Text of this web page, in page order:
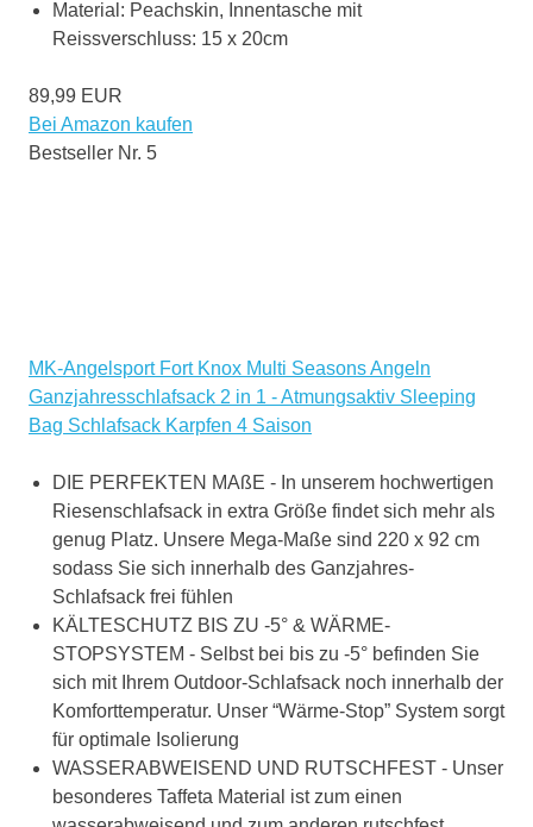
Material: Peachskin, Innentasche mit
Reissverschluss: 15 x 20cm
89,99 EUR
Bei Amazon kaufen
Bestseller Nr. 5
MK-Angelsport Fort Knox Multi Seasons Angeln
Ganzjahresschlafsack 2 in 1 - Atmungsaktiv Sleeping
Bag Schlafsack Karpfen 4 Saison
DIE PERFEKTEN MAßE - In unserem hochwertigen
Riesenschlafsack in extra Größe findet sich mehr als
genug Platz. Unsere Mega-Maße sind 220 x 92 cm
sodass Sie sich innerhalb des Ganzjahres-
Schlafsack frei fühlen
KÄLTESCHUTZ BIS ZU -5° & WÄRME-
STOPSYSTEM - Selbst bei bis zu -5° befinden Sie
sich mit Ihrem Outdoor-Schlafsack noch innerhalb der
Komforttemperatur. Unser “Wärme-Stop” System sorgt
für optimale Isolierung
WASSERABWEISEND UND RUTSCHFEST - Unser
besonderes Taffeta Material ist zum einen